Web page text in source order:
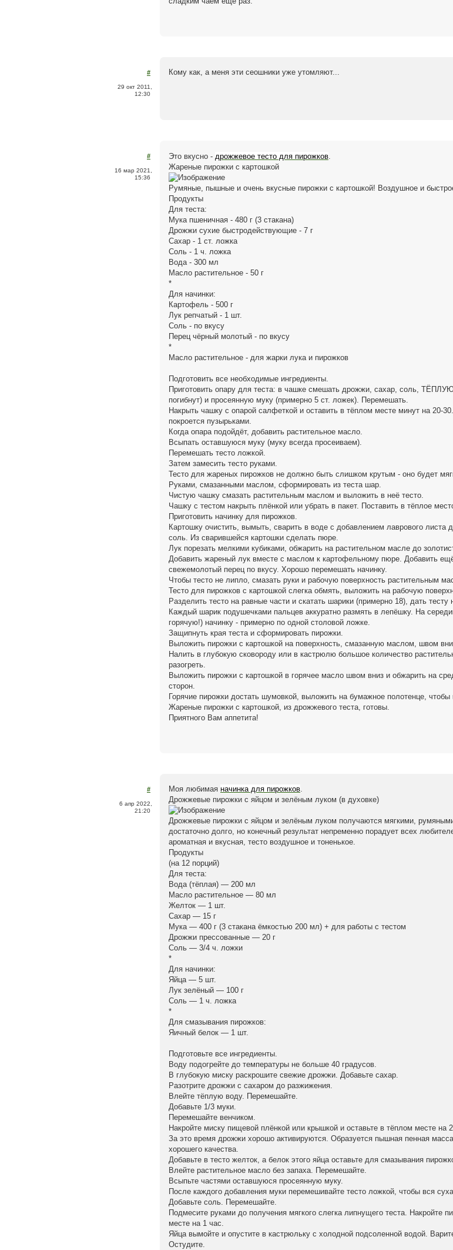
#
29 окт 2011,
12:30
Кому как, а меня эти сеошники уже утомляют...
#
16 мар 2021,
15:36
Это вкусно - дрожжевое тесто для пирожков
Жареные пирожки с картошкой
Румяные, пышные и очень вкусные пирожки с картошкой! Воздушное и
Продукты
Для теста:
Мука пшеничная - 480 г (3 стакана)
Дрожжи сухие быстродействующие - 7 г
Сахар - 1 ст. ложка
Соль - 1 ч. ложка
Вода - 300 мл
Масло растительное - 50 г
*
Для начинки:
Картофель - 500 г
Лук репчатый - 1 шт.
Соль - по вкусу
Перец чёрный молотый - по вкусу
*
Масло растительное - для жарки лука и пирожков
Подготовить все необходимые ингредиенты.
Приготовить опару для теста: в чашке смешать дрожжи, сахар, соль,
погибнут) и просеянную муку (примерно 5 ст. ложек). Перемешать.
Накрыть чашку с опарой салфеткой и оставить в тёплом месте минут на 20-
покроется пузырьками.
Когда опара подойдёт, добавить растительное масло.
Всыпать оставшуюся муку (муку всегда просеиваем).
Перемешать тесто ложкой.
Затем замесить тесто руками.
Тесто для жареных пирожков не должно быть слишком крутым - оно будет
Руками, смазанными маслом, сформировать из теста шар.
Чистую чашку смазать растительным маслом и выложить в неё тесто.
Чашку с тестом накрыть плёнкой или убрать в пакет. Поставить в тёплое
Приготовить начинку для пирожков.
Картошку очистить, вымыть, сварить в воде с добавлением лаврового листа
соль. Из сварившейся картошки сделать пюре.
Лук порезать мелкими кубиками, обжарить на растительном масле до
Добавить жареный лук вместе с маслом к картофельному пюре. Добавить
свежемолотый перец по вкусу. Хорошо перемешать начинку.
Чтобы тесто не липло, смазать руки и рабочую поверхность растительным
Тесто для пирожков с картошкой слегка обмять, выложить на рабочую
Разделить тесто на равные части и скатать шарики (примерно 18), дать тесту
Каждый шарик подушечками пальцев аккуратно размять в лепёшку. На
горячую!) начинку - примерно по одной столовой ложке.
Защипнуть края теста и сформировать пирожки.
Выложить пирожки с картошкой на поверхность, смазанную маслом, швом
Налить в глубокую сковороду или в кастрюлю большое количество
разогреть.
Выложить пирожки с картошкой в горячее масло швом вниз и обжарить на
сторон.
Горячие пирожки достать шумовкой, выложить на бумажное полотенце, чтобы
Жареные пирожки с картошкой, из дрожжевого теста, готовы.
Приятного Вам аппетита!
#
6 апр 2022,
21:20
Моя любимая начинка для пирожков.
Дрожжевые пирожки с яйцом и зелёным луком (в духовке)
Дрожжевые пирожки с яйцом и зелёным луком получаются мягкими,
достаточно долго, но конечный результат непременно порадует всех
ароматная и вкусная, тесто воздушное и тоненькое.
Продукты
(на 12 порций)
Для теста:
Вода (тёплая) — 200 мл
Масло растительное — 80 мл
Желток — 1 шт.
Сахар — 15 г
Мука — 400 г (3 стакана ёмкостью 200 мл) + для работы с тестом
Дрожжи прессованные — 20 г
Соль — 3/4 ч. ложки
*
Для начинки:
Яйца — 5 шт.
Лук зелёный — 100 г
Соль — 1 ч. ложка
*
Для смазывания пирожков:
Яичный белок — 1 шт.
Подготовьте все ингредиенты.
Воду подогрейте до температуры не больше 40 градусов.
В глубокую миску раскрошите свежие дрожжи. Добавьте сахар.
Разотрите дрожжи с сахаром до разжижения.
Влейте тёплую воду. Перемешайте.
Добавьте 1/3 муки.
Перемешайте венчиком.
Накройте миску пищевой плёнкой или крышкой и оставьте в тёплом месте на
За это время дрожжи хорошо активируются. Образуется пышная пенная
хорошего качества.
Добавьте в тесто желток, а белок этого яйца оставьте для смазывания
Влейте растительное масло без запаха. Перемешайте.
Всыпьте частями оставшуюся просеянную муку.
После каждого добавления муки перемешивайте тесто ложкой, чтобы вся
Добавьте соль. Перемешайте.
Подмесите руками до получения мягкого слегка липнущего теста. Накройте
месте на 1 час.
Яйца вымойте и опустите в кастрюльку с холодной подсоленной водой.
Остудите.